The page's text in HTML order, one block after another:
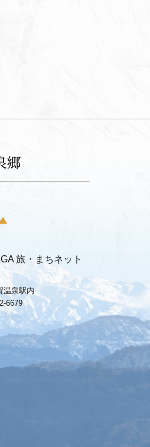
郷
旅・まちネット
温泉駅内
6679